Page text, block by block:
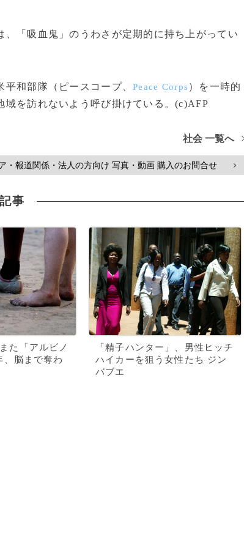
「吸血鬼」のうわさが定期的に持ち上がってい
和部隊（ピースコープ、Peace Corps）を一時的
を訪れないよう呼び掛けている。(c)AFP
社会 一覧へ
・報道関係・法人の方向け 写真・動画 購入のお問合せ >
事
た「アルビノ
、脳まで奪わ
「精子ハンター」、男性ヒッチ
ハイカーを狙う女性たち ジン
バブエ